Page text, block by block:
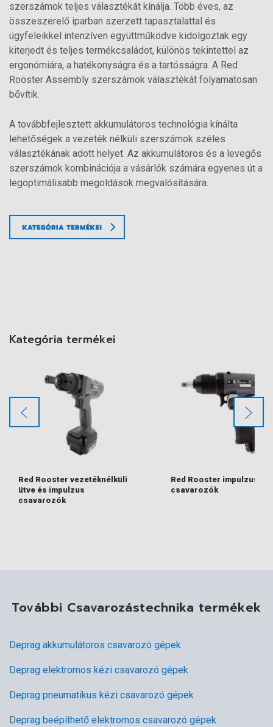
szerszámok teljes választékát kínálja. Több éves, az
összeszerelő iparban szerzett tapasztalattal és
ügyfeleikkel intenzíven együttműködve kidolgoztak egy
kiterjedt és teljes termékcsaládot, különös tekintettel az
ergonómiára, a hatékonyságra és a tartósságra. A Red
Rooster Assembly szerszámok választékát folyamatosan
bővítik.
A továbbfejlesztett akkumulátoros technológia kínálta
lehetőségek a vezeték nélküli szerszámok széles
választékának adott helyet. Az akkumulátoros és a levegős
szerszámok kombinációja a vásárlók számára egyenes út a
legoptimálisabb megoldások megvalósítására.
Kategória termékei
Red Rooster vezetéknélküli
ütve és impulzus
csavarozók
Red Rooster impulzus
csavarozók
További Csavarozástechnika termékek
Deprag akkumulátoros csavarozó gépek
Deprag elektromos kézi csavarozó gépek
Deprag pneumatikus kézi csavarozó gépek
Deprag beépíthető elektromos csavarozó gépek